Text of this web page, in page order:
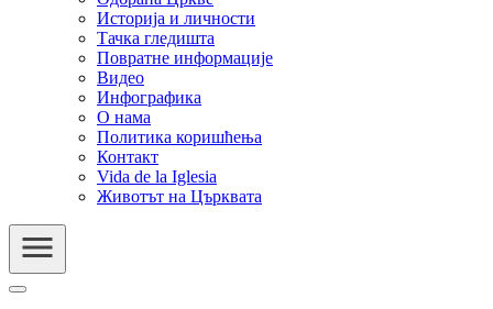
Историја и личности
Тачка гледишта
Повратне информације
Видео
Инфографика
О нама
Политика коришћења
Контакт
Vida de la Iglesia
Животът на Църквата